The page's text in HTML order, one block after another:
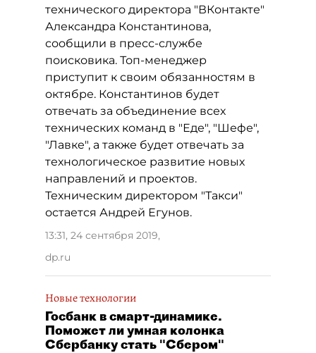
технического директора "ВКонтакте"
Александра Константинова,
сообщили в пресс-службе
поисковика. Топ-менеджер
приступит к своим обязанностям в
октябре. Константинов будет
отвечать за объединение всех
технических команд в "Еде", "Шефе",
"Лавке", а также будет отвечать за
технологическое развитие новых
направлений и проектов.
Техническим директором "Такси"
остается Андрей Егунов.
13:31, 24 сентября 2019,
dp.ru
Новые технологии
Госбанк в смарт-динамике.
Поможет ли умная колонка
Сбербанку стать "Сбером"